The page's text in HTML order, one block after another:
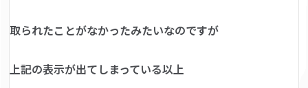
取られたことがなかったみたいなのですが
上記の表示が出てしまっている以上